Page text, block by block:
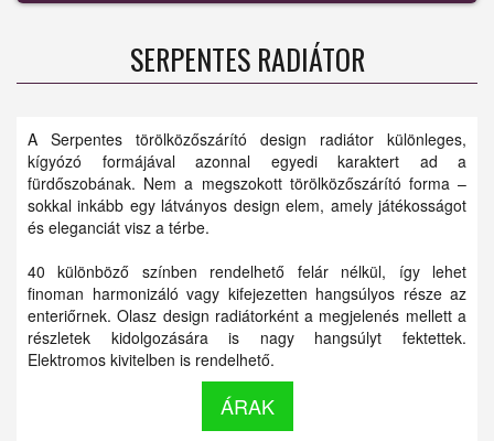
SERPENTES RADIÁTOR
A Serpentes törölközőszárító design radiátor különleges,
kígyózó formájával azonnal egyedi karaktert ad a
fürdőszobának. Nem a megszokott törölközőszárító forma –
sokkal inkább egy látványos design elem, amely játékosságot
és eleganciát visz a térbe.
40 különböző színben rendelhető felár nélkül, így lehet
finoman harmonizáló vagy kifejezetten hangsúlyos része az
enteriőrnek. Olasz design radiátorként a megjelenés mellett a
részletek kidolgozására is nagy hangsúlyt fektettek.
Elektromos kivitelben is rendelhető.
ÁRAK